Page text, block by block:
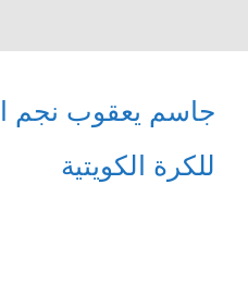
جاسم يعقوب نجم
للكرة الكويتية